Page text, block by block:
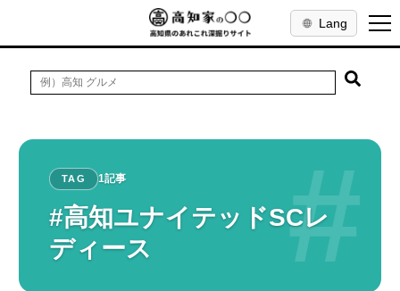
Lang
#
TAG 1記事
#高知ユナイテッドSCレ
ディース